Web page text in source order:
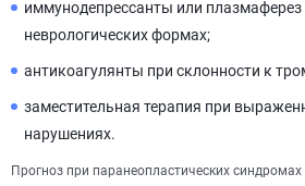
иммунодепрессанты или
неврологических формах;
антикоагулянты при склонности к
заместительная терапия при
нарушениях.
Прогноз при паранеопластических синдромах